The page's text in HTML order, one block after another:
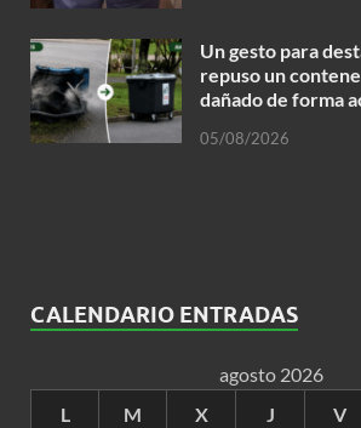
Un gesto para
repuso un
dañado de forma
05/08/2026
CALENDARIO ENTRADAS
agosto 2026
L
M X J V